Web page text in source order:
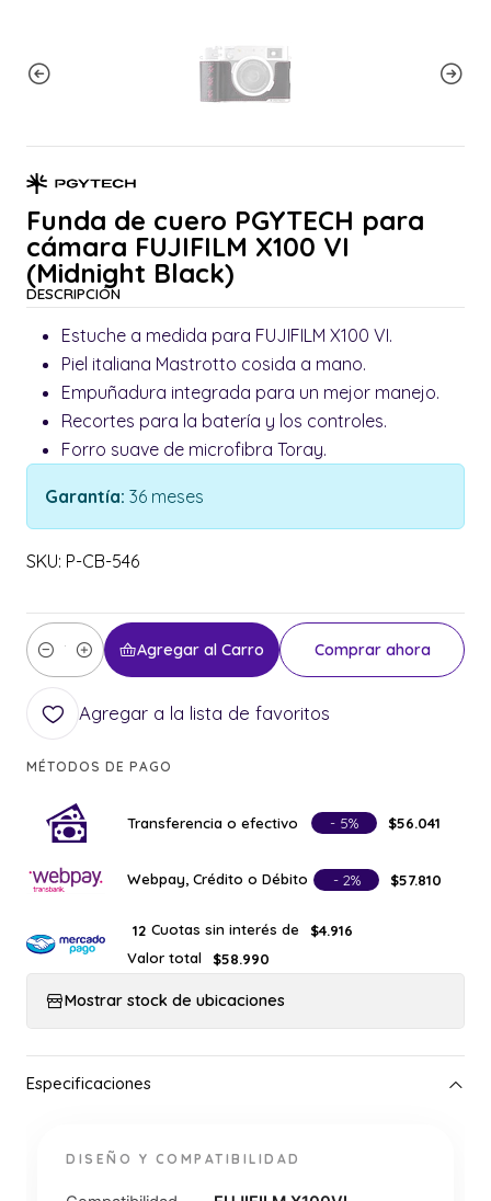
Funda de cuero PGYTECH para
cámara FUJIFILM X100 VI
(Midnight Black)
DESCRIPCIÓN
Estuche a medida para FUJIFILM X100 VI.
Piel italiana Mastrotto cosida a mano.
Empuñadura integrada para un mejor manejo.
Recortes para la batería y los controles.
Forro suave de microfibra Toray.
Garantía: 36 meses
SKU: P-CB-546
Cantidad
Agregar al Carro Comprar ahora
Agregar a la lista de favoritos
MÉTODOS DE PAGO
Transferencia o efectivo - 5% $56.041
Webpay, Crédito o Débito - 2% $57.810
12 Cuotas sin interés de
$4.916
Valor total
$58.990
Mostrar stock de ubicaciones
DISEÑO Y COMPATIBILIDAD